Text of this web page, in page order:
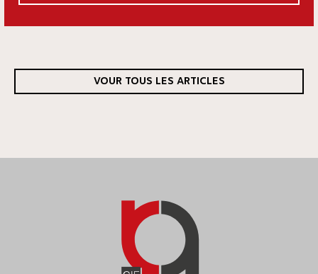
VOUR TOUS LES ARTICLES